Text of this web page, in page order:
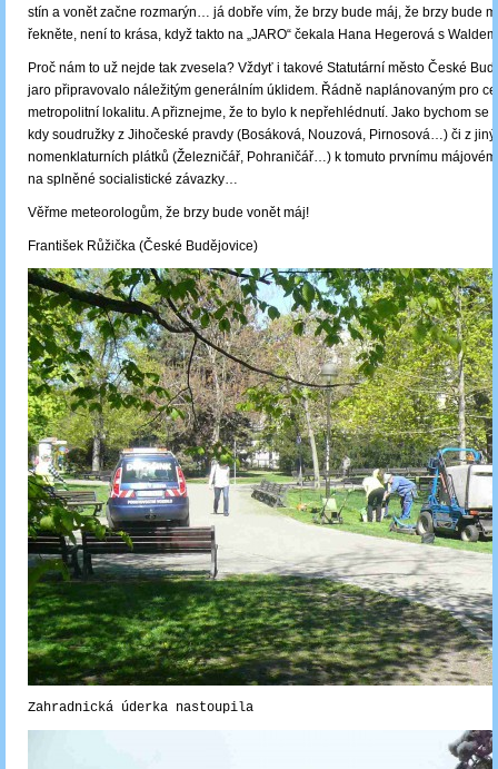
stín a vonět začne rozmarýn… já dobře vím, že brzy bude máj, že brzy bude
řekněte, není to krása, když takto na „JARO“ čekala Hana Hegerová s
Proč nám to už nejde tak zvesela? Vždyť i takové Statutární město České
jaro připravovalo náležitým generálním úklidem. Řádně naplánovaným pro
metropolitní lokalitu. A přiznejme, že to bylo k nepřehlédnutí. Jako bychom se
kdy soudružky z Jihočeské pravdy (Bosáková, Nouzová, Pirnosová…) či z
nomenklaturních plátků (Železničář, Pohraničář…) k tomuto prvnímu
na splněné socialistické závazky…
Věřme meteorologům, že brzy bude vonět máj!
František Růžička (České Budějovice)
Zahradnická úderka nastoupila